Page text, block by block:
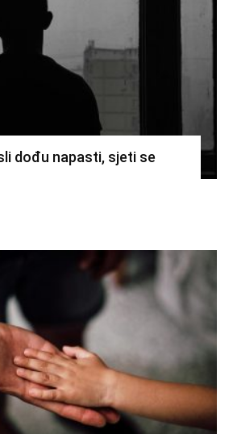
dođu napasti, sjeti se